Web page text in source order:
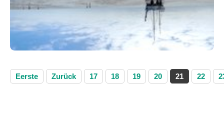
Eerste Zurück 17 18 19 20 21 22